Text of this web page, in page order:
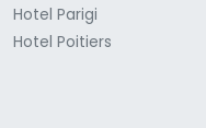
Hotel Parigi
Hotel Poitiers